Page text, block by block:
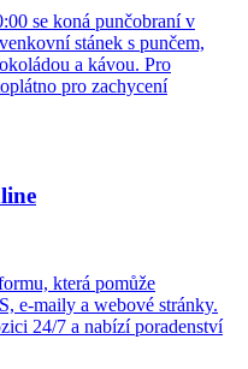
se koná punčobraní v
stánek s punčem,
a kávou. Pro
pro zachycení
která pomůže
e-maily a webové stránky.
24/7 a nabízí poradenství